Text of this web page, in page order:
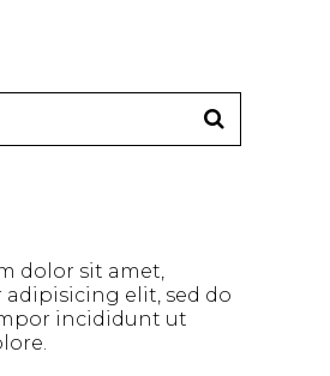
dolor sit amet,
adipisicing elit, sed do
incididunt ut